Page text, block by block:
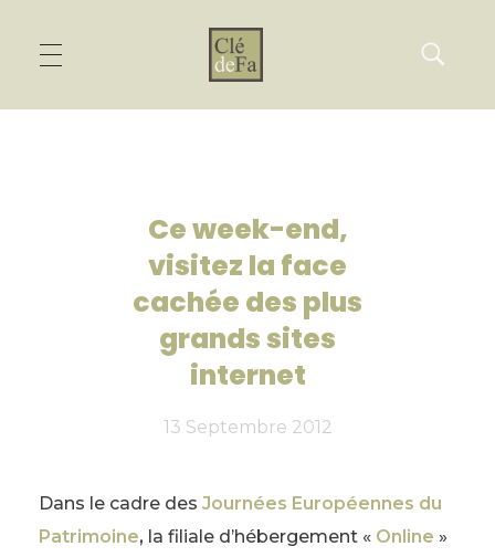
Ce week-end,
visitez la face
cachée des plus
grands sites
internet
13 Septembre 2012
Dans le cadre des Journées Européennes du
Patrimoine, la filiale d’hébergement « Online »